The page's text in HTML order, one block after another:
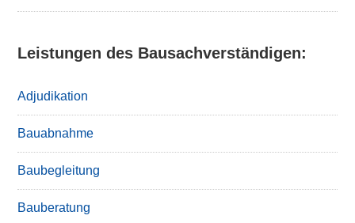
Leistungen des Bausachverständigen:
Adjudikation
Bauabnahme
Baubegleitung
Bauberatung